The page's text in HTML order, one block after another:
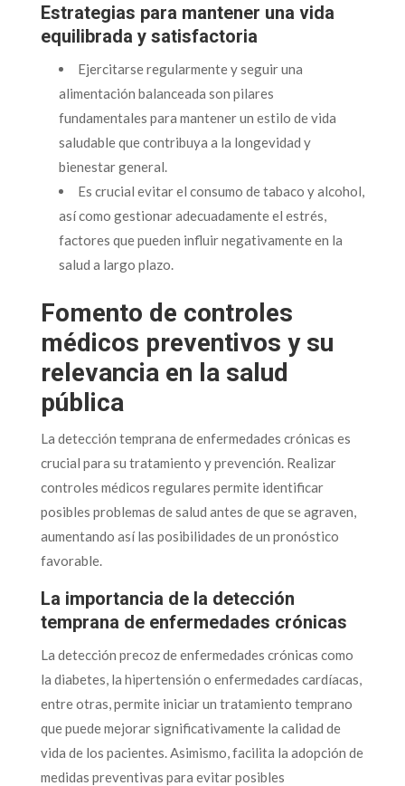
Estrategias para mantener una vida
equilibrada y satisfactoria
Ejercitarse regularmente y seguir una
alimentación balanceada son pilares
fundamentales para mantener un estilo de vida
saludable que contribuya a la longevidad y
bienestar general.
Es crucial evitar el consumo de tabaco y alcohol,
así como gestionar adecuadamente el estrés,
factores que pueden influir negativamente en la
salud a largo plazo.
Fomento de controles
médicos preventivos y su
relevancia en la salud
pública
La detección temprana de enfermedades crónicas es
crucial para su tratamiento y prevención. Realizar
controles médicos regulares permite identificar
posibles problemas de salud antes de que se agraven,
aumentando así las posibilidades de un pronóstico
favorable.
La importancia de la detección
temprana de enfermedades crónicas
La detección precoz de enfermedades crónicas como
la diabetes, la hipertensión o enfermedades cardíacas,
entre otras, permite iniciar un tratamiento temprano
que puede mejorar significativamente la calidad de
vida de los pacientes. Asimismo, facilita la adopción de
medidas preventivas para evitar posibles